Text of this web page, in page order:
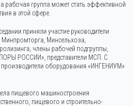
рабочая группа может стать эффективной
в этой сфере.
приняли участие руководители
Минсельхоза,
члены рабочей подгруппы,
РОССИИ», представители МСП. С
производители оборудования «ИНГЕНИУМ»
пищевого машиностроения
пищевого и строительно-